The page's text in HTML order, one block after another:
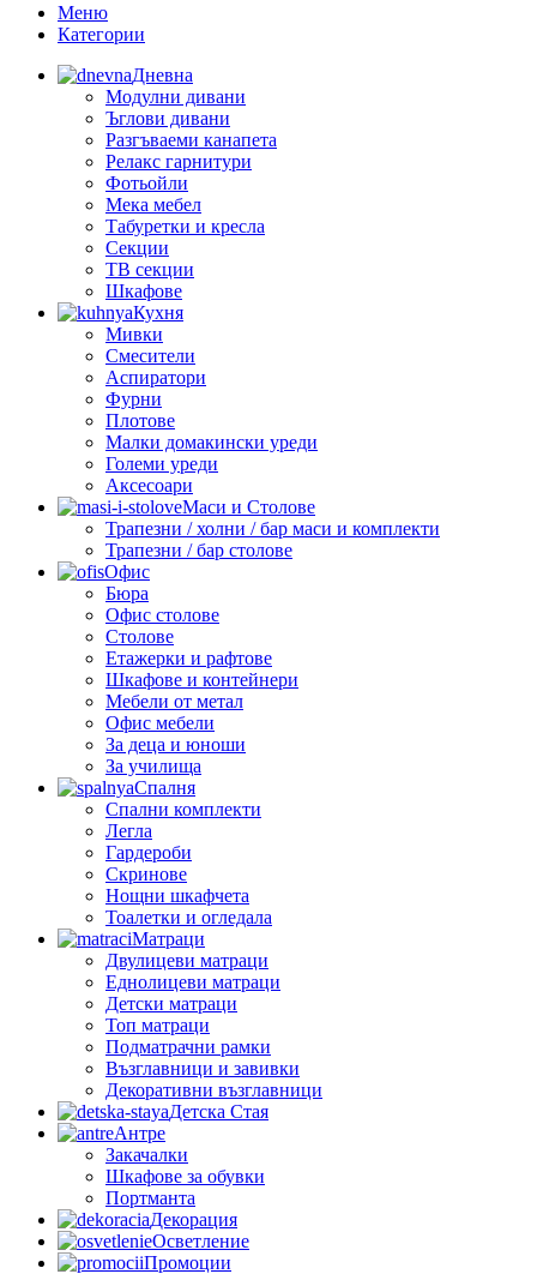
Меню
Категории
Дневна
Модулни дивани
Ъглови дивани
Разгъваеми канапета
Релакс гарнитури
Фотьойли
Мека мебел
Табуретки и кресла
Секции
ТВ секции
Шкафове
Кухня
Мивки
Смесители
Аспиратори
Фурни
Плотове
Малки домакински уреди
Големи уреди
Аксесоари
Маси и Столове
Трапезни / холни / бар маси и комплекти
Трапезни / бар столове
Офис
Бюра
Офис столове
Столове
Етажерки и рафтове
Шкафове и контейнери
Мебели от метал
Офис мебели
За деца и юноши
За училища
Спалня
Спални комплекти
Легла
Гардероби
Скринове
Нощни шкафчета
Тоалетки и огледала
Матраци
Двулицеви матраци
Еднолицеви матраци
Детски матраци
Топ матраци
Подматрачни рамки
Възглавници и завивки
Декоративни възглавници
Детска Стая
Антре
Закачалки
Шкафове за обувки
Портманта
Декорация
Осветление
Промоции